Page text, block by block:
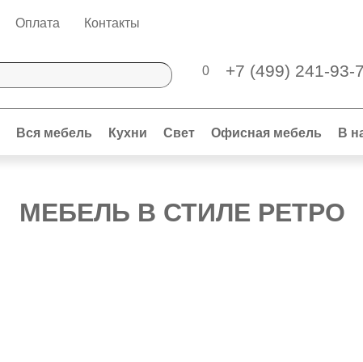
Оплата Контакты
0 +7 (499) 241-93-
Вся мебель Кухни Свет Офисная мебель В
МЕБЕЛЬ В СТИЛЕ РЕТРО